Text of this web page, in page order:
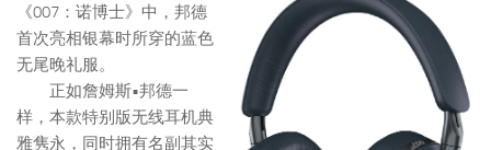
《007：诺博士》中，邦德
首次亮相银幕时所穿的蓝色
无尾晚礼服。
正如詹姆斯•邦德一
样，本款特别版无线耳机典
雅隽永，同时拥有名副其实